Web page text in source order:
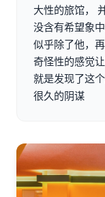
大性的旅馆，
没含有希望象
似乎除了他，
奇怪性的感觉
就是发现了这
很久的阴谋